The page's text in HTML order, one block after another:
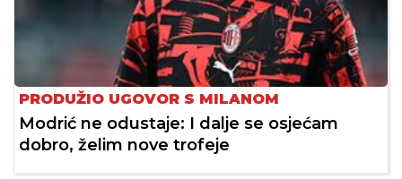
PRODUŽIO UGOVOR S MILANOM
Modrić ne odustaje: I dalje se osjećam
dobro, želim nove trofeje